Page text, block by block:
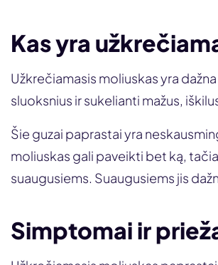
Kas yra
Užkrečiamasis moliuskas yra
sluoksnius ir sukelianti mažus,
Šie guzai paprastai yra
moliuskas gali paveikti bet ką,
suaugusiems. Suaugusiems jis
Simptomai ir